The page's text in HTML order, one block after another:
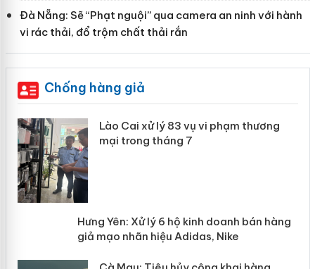
Đà Nẵng: Sẽ “Phạt nguội” qua camera an ninh với hành
vi rác thải, đổ trộm chất thải rắn
Chống hàng giả
Lào Cai xử lý 83 vụ vi phạm thương
mại trong tháng 7
Hưng Yên: Xử lý 6 hộ kinh doanh bán
hàng giả mạo nhãn hiệu Adidas, Nike